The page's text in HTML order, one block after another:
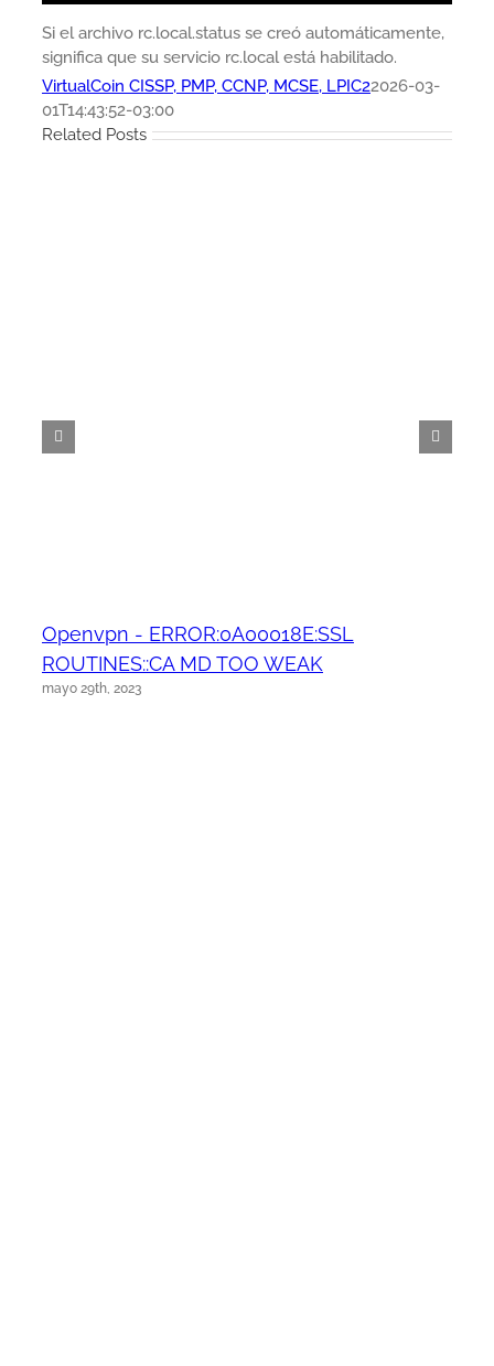
Si el archivo rc.local.status se creó automáticamente,
significa que su servicio rc.local está habilitado.
VirtualCoin CISSP, PMP, CCNP, MCSE, LPIC22026-03-
01T14:43:52-03:00
Related Posts
Openvpn - ERROR:0A00018E:SSL
ROUTINES::CA MD TOO WEAK
mayo 29th, 2023